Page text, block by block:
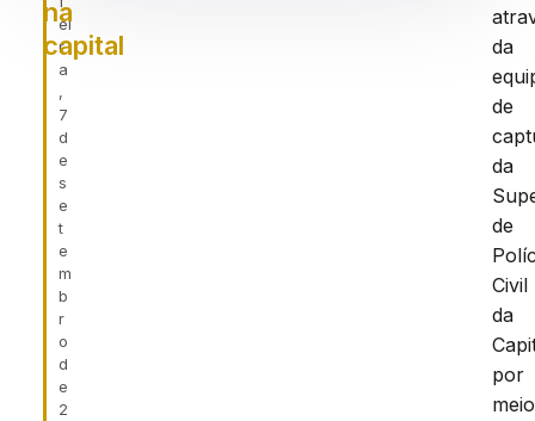
ei
r
a
,
7
d
e
s
e
t
e
m
b
r
o
d
e
2
na
capital
da
de
da
de
Civil
da
por
meio